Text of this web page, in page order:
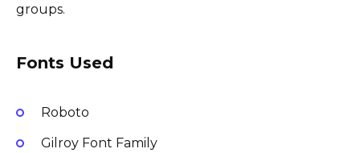
groups.
Fonts Used
Roboto
Gilroy Font Family